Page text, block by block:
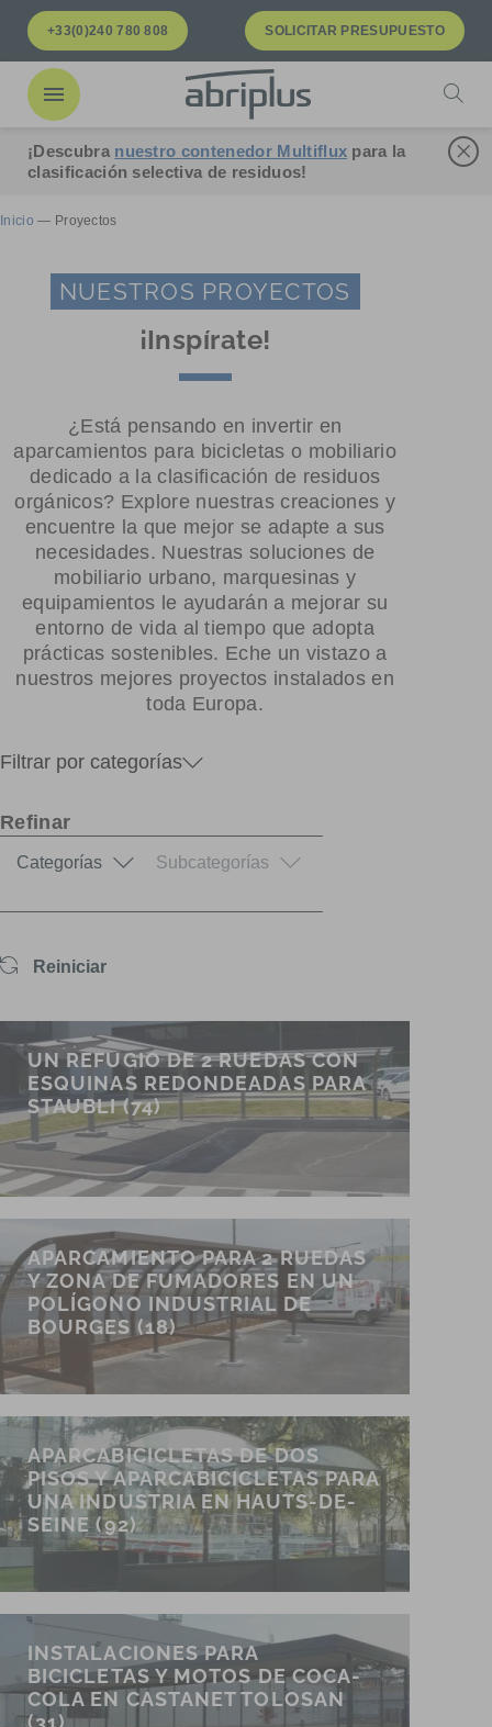
Ir al
menú
Ir al
contenido
+33(0)240 780 808 SOLICITAR PRESUPUESTO
Abrir
¡Descubra nuestro contenedor Multiflux para la
clasificación selectiva de residuos!
Inicio — Proyectos
NUESTROS PROYECTOS
¡Inspírate!
¿Está pensando en invertir en
aparcamientos para bicicletas o mobiliario
dedicado a la clasificación de residuos
orgánicos? Explore nuestras creaciones y
encuentre la que mejor se adapte a sus
necesidades. Nuestras soluciones de
mobiliario urbano, marquesinas y
equipamientos le ayudarán a mejorar su
entorno de vida al tiempo que adopta
prácticas sostenibles. Eche un vistazo a
nuestros mejores proyectos instalados en
toda Europa.
Filtrar por categorías
Refinar
Categorías Subcategorías
Reiniciar
UN REFUGIO DE 2 RUEDAS CON
ESQUINAS REDONDEADAS PARA
STAUBLI (74)
APARCAMIENTO PARA 2 RUEDAS
Y ZONA DE FUMADORES EN UN
POLÍGONO INDUSTRIAL DE
BOURGES (18)
APARCABICICLETAS DE DOS
PISOS Y APARCABICICLETAS PARA
UNA INDUSTRIA EN HAUTS-DE-
SEINE (92)
INSTALACIONES PARA
BICICLETAS Y MOTOS DE COCA-
COLA EN CASTANET TOLOSAN
(31)